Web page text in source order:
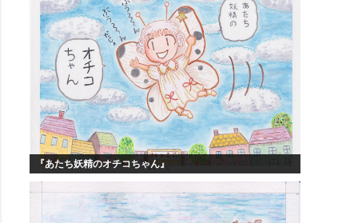
『あたち妖精のオチコちゃん』